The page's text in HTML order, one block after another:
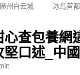
州白云城
冰島首
查包養網
口述_中